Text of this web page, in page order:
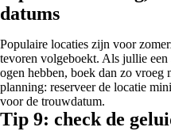
datums
Populaire locaties zijn voor
tevoren volgeboekt. Als jullie
ogen hebben, boek dan zo vroeg
planning: reserveer de locatie
voor de trouwdatum.
Tip 9: check de